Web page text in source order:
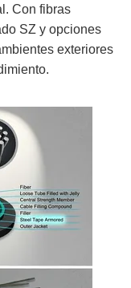
Con fibras
SZ y opciones
exteriores